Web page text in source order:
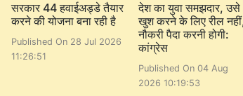
सरकार 44 हवाईअड्डे तैयार
करने की योजना बना रही है
Published On 28 Jul 2026
11:26:51
देश का युवा समझदार, उसे
खुश करने के लिए रील
नौकरी पैदा करनी होगी:
कांग्रेस
Published On 04 Aug
2026 10:19:53